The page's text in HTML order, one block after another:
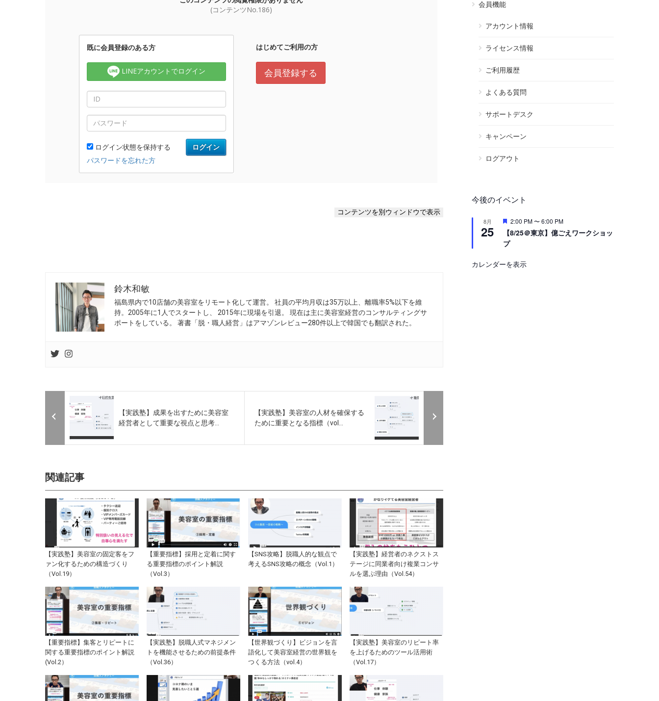
鈴木和敏
福島県内で10店舗の美容室をリモート化して運営。 社員の平均月収は35万以上、離職率5%以下を維
持。2005年に1人でスタートし、 2015年に現場を引退。 現在は主に美容室経営のコンサルティングサ
ポートをしている。 著書「脱・職人経営」はアマゾンレビュー280件以上で韓国でも翻訳された。
【実践塾】成果を出すために美容室
経営者として重要な視点と思考...
【実践塾】美容室の人材を確保する
ために重要となる指標（vol...
関連記事
【実践塾】美容室の固定客をフ
ァン化するための構造づくり
（Vol.19）
【重要指標】採用と定着に関す
る重要指標のポイント解説
（Vol.3）
【SNS攻略】脱職人的な観点で
考えるSNS攻略の概念（Vol.1）
【実践塾】経営者のネクストス
テージに同業者向け複業コンサ
ルを選ぶ理由（Vol.54）
【重要指標】集客とリピートに
関する重要指標のポイント解説
(Vol.2）
【実践塾】脱職人式マネジメン
トを機能させるための前提条件
（Vol.36）
【世界観づくり】ビジョンを言
語化して美容室経営の世界観を
つくる方法（vol.4）
【実践塾】美容室のリピート率
を上げるためのツール活用術
（Vol.17）
会員機能
アカウント情報
ライセンス情報
ご利用履歴
よくある質問
サポートデスク
キャンペーン
ログアウト
今後のイベント
8月
25
注
2:00 PM〜6:00 PM
【8/25＠東京】億ごえワークショッ
プ
カレンダーを表示